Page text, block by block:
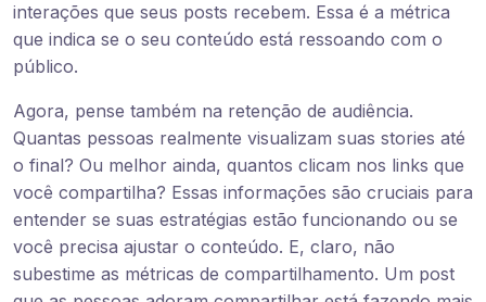
interações que seus posts recebem. Essa é a métrica
que indica se o seu conteúdo está ressoando com o
público.
Agora, pense também na retenção de audiência.
Quantas pessoas realmente visualizam suas stories até
o final? Ou melhor ainda, quantos clicam nos links que
você compartilha? Essas informações são cruciais para
entender se suas estratégias estão funcionando ou se
você precisa ajustar o conteúdo. E, claro, não
subestime as métricas de compartilhamento. Um post